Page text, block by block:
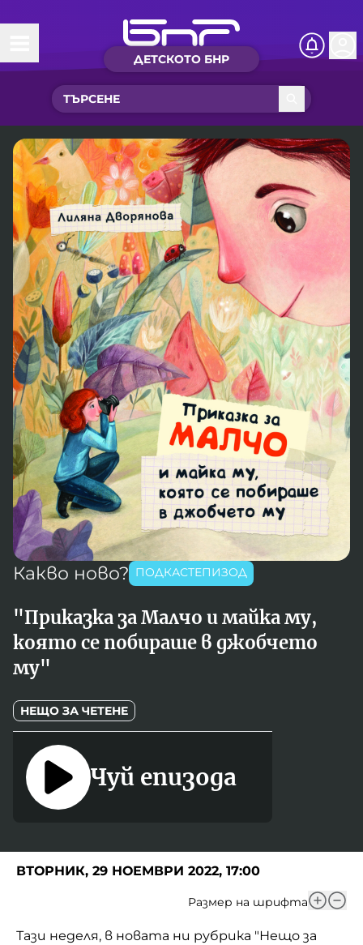
ДЕТСКОТО БНР
Начало
Какво ново?
Рубрики с вълшебства
Детско радио
Чуйте
Новините на детски език
Приказки
Песнички
Искри
Интересен архив
Нашите гости
Фантазирай
Приказки
История на изкуството
Музикална кутийка
От соул до рокендрол
Междучасие
Яйцето на света
Къщата
Златната ябълка
Като Айнщайн
Домашен любимец
Питаме Ви
Игри
Кои сме ние?
За вас, родители
БНР
БНР Новини
Архивен фонд на БНР
Какво ново? ПОДКАСТЕПИЗОД
"Приказка за Малчо и майка му,
която се побираше в джобчето
му"
НЕЩО ЗА ЧЕТЕНЕ
Чуй епизода
ВТОРНИК, 29 НОЕМВРИ 2022, 17:00
Размер на шрифта
Тази неделя, в новата ни рубрика "Нещо за